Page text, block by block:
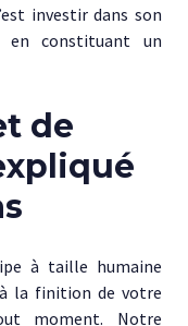
investir dans son
constituant un
de
à taille humaine
la finition de votre
moment. Notre